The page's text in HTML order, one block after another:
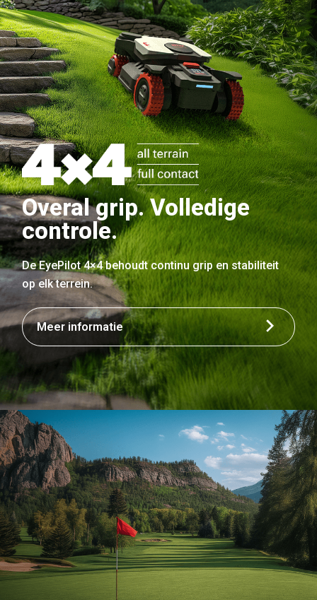
Overal grip. Volledige
controle.
De EyePilot 4×4 behoudt continu grip en stabiliteit
op elk terrein.
Meer informatie